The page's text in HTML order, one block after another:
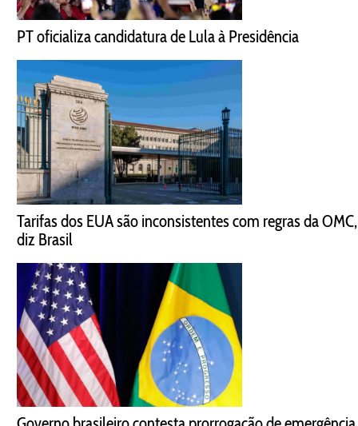
PT oficializa candidatura de Lula à Presidência
Tarifas dos EUA são inconsistentes com regras da OMC,
diz Brasil